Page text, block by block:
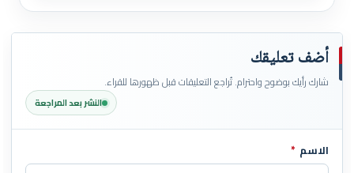
أضف تعليقك
شارك رأيك بوضوح واحترام. تُراجع التعليقات قبل ظهورها للقراء.
النشر بعد المراجعة
اترك هذا الحقل فارغاً
الاسم *